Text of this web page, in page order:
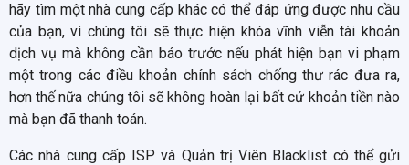
hãy tìm một nhà cung cấp khác có thể đáp ứng được nhu cầu
của bạn, vì chúng tôi sẽ thực hiện khóa vĩnh viễn tài khoản
dịch vụ mà không cần báo trước nếu phát hiện bạn vi phạm
một trong các điều khoản chính sách chống thư rác đưa ra,
hơn thế nữa chúng tôi sẽ không hoàn lại bất cứ khoản tiền nào
mà bạn đã thanh toán.
Các nhà cung cấp ISP và Quản trị Viên Blacklist có thể gửi